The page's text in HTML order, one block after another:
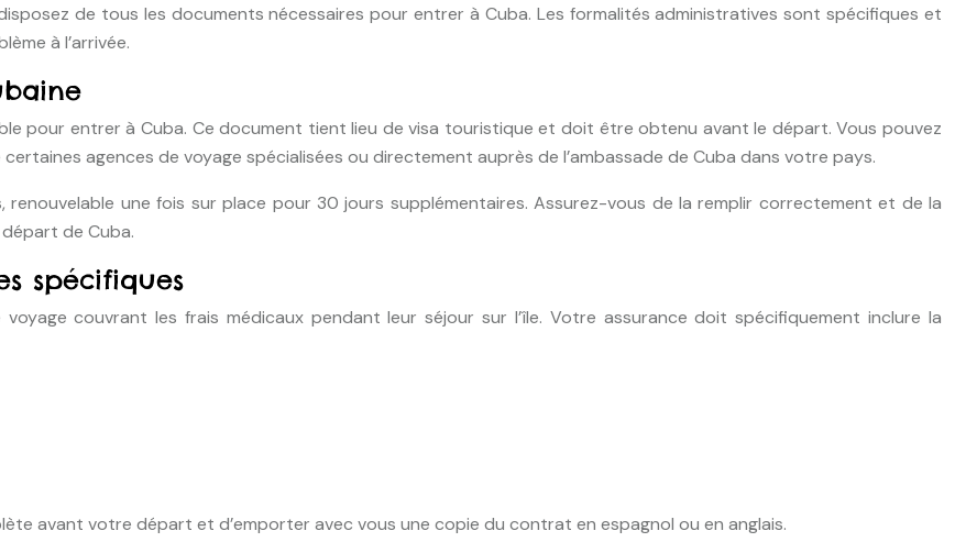
de tous les documents nécessaires pour entrer à Cuba. Les formalités administratives sont spécifiques et
à l’arrivée.
pour entrer à Cuba. Ce document tient lieu de visa touristique et doit être obtenu avant le départ. Vous pouvez
agences de voyage spécialisées ou directement auprès de l’ambassade de Cuba dans votre pays.
une fois sur place pour 30 jours supplémentaires. Assurez-vous de la remplir correctement et de la
de Cuba.
spécifiques
couvrant les frais médicaux pendant leur séjour sur l’île. Votre assurance doit spécifiquement inclure la
avant votre départ et d’emporter avec vous une copie du contrat en espagnol ou en anglais.